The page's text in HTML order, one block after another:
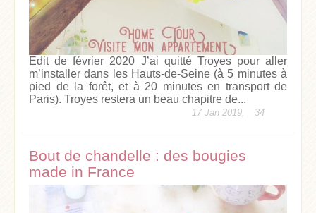
Edit de février 2020 J’ai quitté Troyes pour aller
m’installer dans les Hauts-de-Seine (à 5 minutes à
pied de la forêt, et à 20 minutes en transport de
Paris). Troyes restera un beau chapitre de...
17 Jan 2019, 34
Bout de chandelle : des bougies
made in France